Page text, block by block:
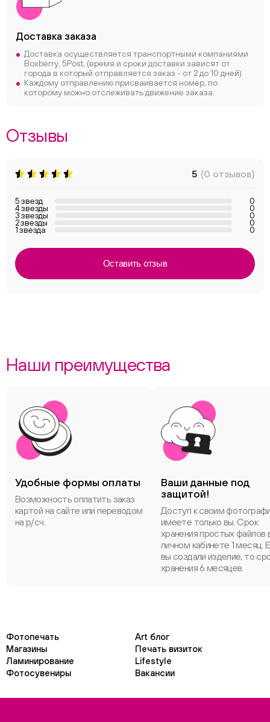
Доставка заказа
Доставка осуществляется транспортными компаниями
Boxberry, 5Post, (время и сроки доставки зависят от
города в который отправляется заказ - от 2 до 10 дней)
Каждому отправлению присваивается номер, по
которому можно отслеживать движение заказа.
Отзывы
5 (0 отзывов)
5 звезд 0
4 звезды 0
3 звезды 0
2 звезды 0
1 звезда 0
Оставить отзыв
Наши преимущества
Удобные формы оплаты
Возможность оплатить заказ
картой на сайте или переводом
на р/сч.
Ваши данные под
защитой!
Доступ к своим
имеете только вы. Срок
хранения простых файлов
личном кабинете 1 месяц.
вы создали изделие, то
хранения 6 месяцев.
Фотопечать
Art блог
Магазины
Печать визиток
Ламинирование
Lifestyle
Фотосувениры
Вакансии